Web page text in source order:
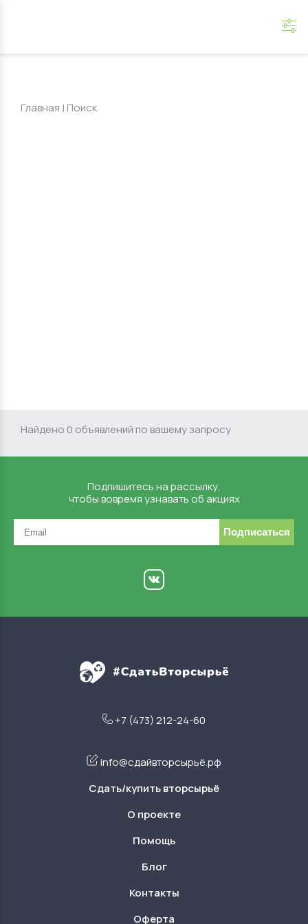
Главная | Поиск
Найдено 0 объявлений по вашему запросу
Подпишитесь на рассылку,
чтобы вовремя узнавать об акциях
Подписаться
+7 (473) 212-24-60
info@сдайвторсырьё.рф
Сдать/купить вторсырьё
О проекте
Помощь
Блог
Контакты
Оферта